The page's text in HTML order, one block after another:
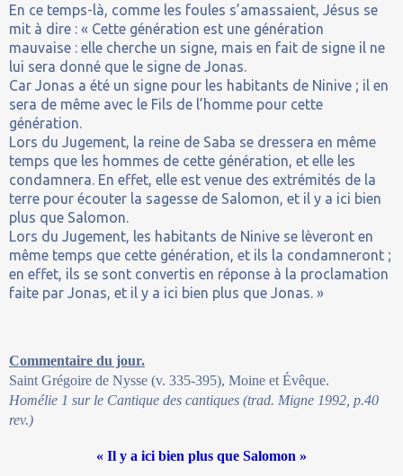
En ce temps-là, comme les foules s’amassaient, Jésus se
mit à dire : « Cette génération est une génération
mauvaise : elle cherche un signe, mais en fait de signe il ne
lui sera donné que le signe de Jonas.
Car Jonas a été un signe pour les habitants de Ninive ; il en
sera de même avec le Fils de l’homme pour cette
génération.
Lors du Jugement, la reine de Saba se dressera en même
temps que les hommes de cette génération, et elle les
condamnera. En effet, elle est venue des extrémités de la
terre pour écouter la sagesse de Salomon, et il y a ici bien
plus que Salomon.
Lors du Jugement, les habitants de Ninive se lèveront en
même temps que cette génération, et ils la condamneront ;
en effet, ils se sont convertis en réponse à la proclamation
faite par Jonas, et il y a ici bien plus que Jonas. »
Commentaire du jour.
Saint Grégoire de Nysse (v. 335-395), Moine et Évêque.
Homélie 1 sur le Cantique des cantiques (trad. Migne 1992, p.40
rev.)
« Il y a ici bien plus que Salomon »